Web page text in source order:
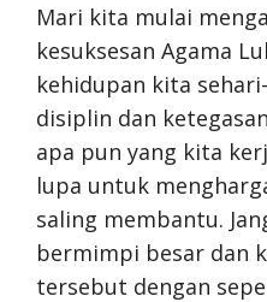
Mari kita mulai
kesuksesan Agama
kehidupan kita
disiplin dan
apa pun yang kita
lupa untuk
saling membantu.
bermimpi besar dan
tersebut dengan